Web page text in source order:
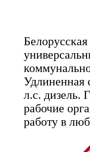
Удлиненная
л.с. дизель.
рабочие
работу в